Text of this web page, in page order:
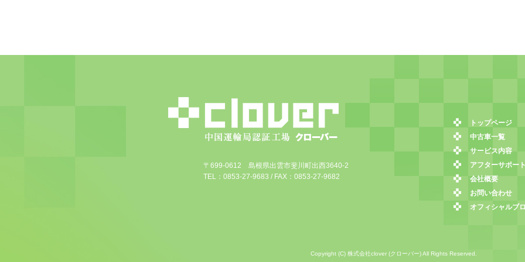
トップページ
中古車一覧
サービス内容
アフターサポー
会社概要
お問い合わせ
オフィシャルブ
〒699-0612 島根県出雲市斐川町出西3640-2
TEL：0853-27-9683 / FAX：0853-27-9682
Copyright (C) 株式会社clover (クローバー) All Rights Reserved.